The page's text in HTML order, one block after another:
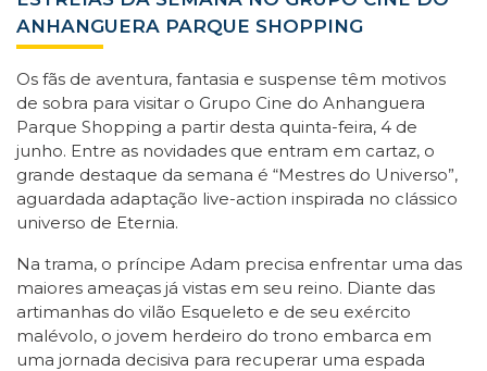
ANHANGUERA PARQUE SHOPPING
Os fãs de aventura, fantasia e suspense têm motivos
de sobra para visitar o Grupo Cine do Anhanguera
Parque Shopping a partir desta quinta-feira, 4 de
junho. Entre as novidades que entram em cartaz, o
grande destaque da semana é “Mestres do Universo”,
aguardada adaptação live-action inspirada no clássico
universo de Eternia.
Na trama, o príncipe Adam precisa enfrentar uma das
maiores ameaças já vistas em seu reino. Diante das
artimanhas do vilão Esqueleto e de seu exército
malévolo, o jovem herdeiro do trono embarca em
uma jornada decisiva para recuperar uma espada